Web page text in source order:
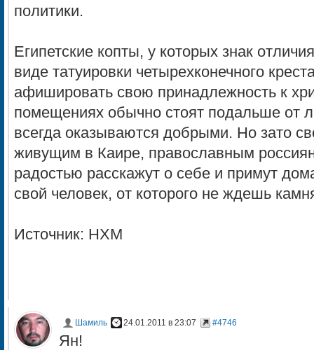
политики.
Египетские копты, у которых знак
виде татуировки четырехконечного
афишировать свою принадлежность к
помещениях обычно стоят подальше от
всегда оказываются добрыми. Но зато
живущим в Каире, православным
радостью расскажут о себе и примут
свой человек, от которого не ждешь
Источник: НХМ
Шамиль 24.01.2011 в 23:07 #4746
Ян!